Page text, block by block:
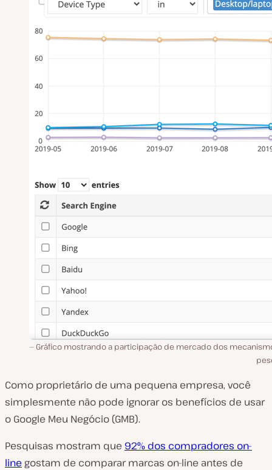
Gráfico mostrando a participação de mercado dos
Como proprietário de uma pequena empresa, você
simplesmente não pode ignorar os benefícios de usar
o Google Meu Negócio (GMB).
Pesquisas mostram que 92% dos compradores on-
line gostam de comparar marcas on-line antes de